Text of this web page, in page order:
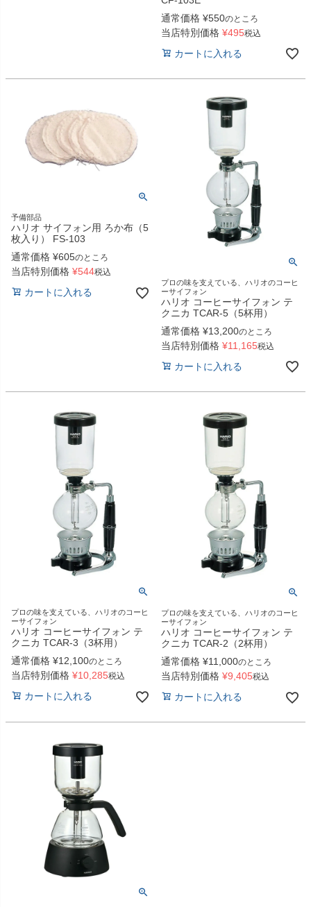
通常価格 ¥550のところ
当店特別価格 ¥495税込
カートに入れる
予備部品
ハリオ サイフォン用 ろか布（5
枚入り） FS-103
通常価格 ¥605のところ
当店特別価格 ¥544税込
カートに入れる
プロの味を支えている、ハリオのコーヒ
ーサイフォン
ハリオ コーヒーサイフォン テ
クニカ TCAR-5（5杯用）
通常価格 ¥13,200のところ
当店特別価格 ¥11,165税込
カートに入れる
プロの味を支えている、ハリオのコーヒ
ーサイフォン
ハリオ コーヒーサイフォン テ
クニカ TCAR-3（3杯用）
通常価格 ¥12,100のところ
当店特別価格 ¥10,285税込
カートに入れる
プロの味を支えている、ハリオのコーヒ
ーサイフォン
ハリオ コーヒーサイフォン テ
クニカ TCAR-2（2杯用）
通常価格 ¥11,000のところ
当店特別価格 ¥9,405税込
カートに入れる